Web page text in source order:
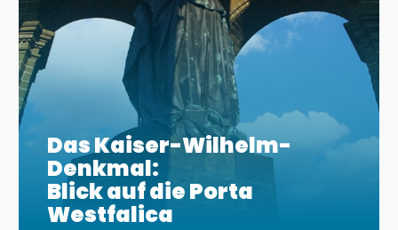
Das Kaiser-Wilhelm-
Denkmal:
Blick auf die Porta
Westfalica